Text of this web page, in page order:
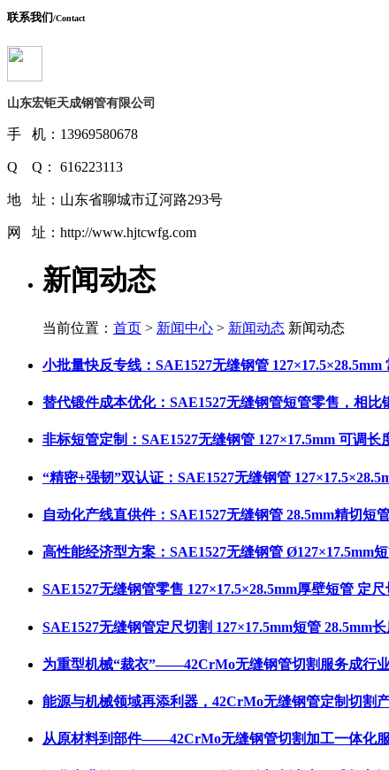
联系我们/Contact
山东宏钜天成钢管有限公司
手 机：13969580678
Q Q： 616223113
地 址：山东省聊城市辽河路293号
网 址：http://www.hjtcwfg.com
新闻动态
当前位置： 首页 > 新闻中心 > 新闻动态 新闻动态
小批量快反专线：SAE1527无缝钢管
替代锻件成本优化：SAE1527无缝钢管短管零售，相
非标短管定制：SAE1527无缝钢管 127×17.5mm 可调
“精密+强韧”双认证：SAE1527无缝钢管
自动化产线直供件：SAE1527无缝钢管 28.5mm精切短
高性能经济型方案：SAE1527无缝钢管 Ø127×17.5mm
SAE1527无缝钢管零售 127×17.5×28.5mm厚壁短管 定
SAE1527无缝钢管定尺切割 127×17.5mm短管 28.5mm
为重型机械“裁衣”——42CrMo无缝钢管切割服务成行
能源与机械领域再添利器，42CrMo无缝钢管定制切割
从原材料到部件——42CrMo无缝钢管切割加工一体化